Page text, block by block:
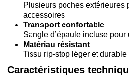
Plusieurs poches extérieures
accessoires
Transport confortable
Sangle d’épaule incluse pour
Matériau résistant
Tissu rip-stop léger et durable
Caractéristiques